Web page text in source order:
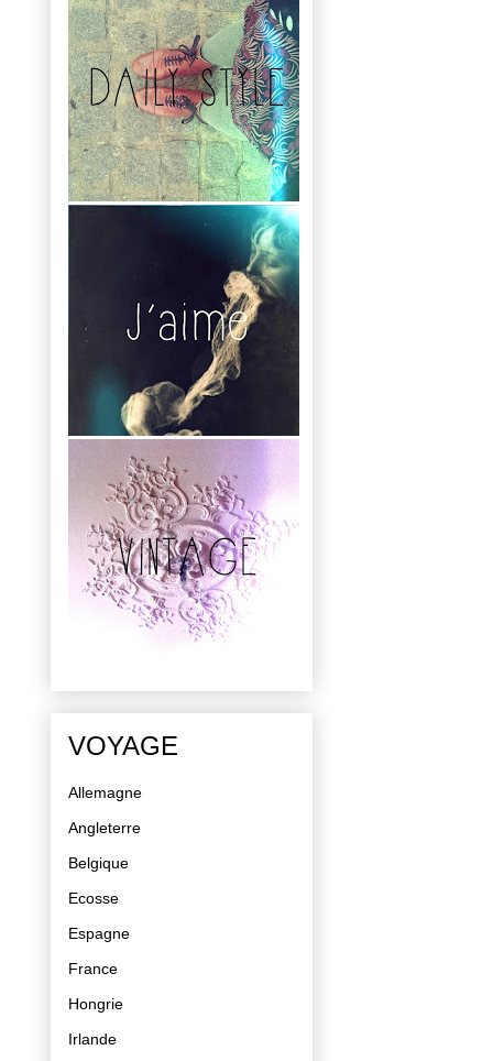
VOYAGE
Allemagne
Angleterre
Belgique
Ecosse
Espagne
France
Hongrie
Irlande